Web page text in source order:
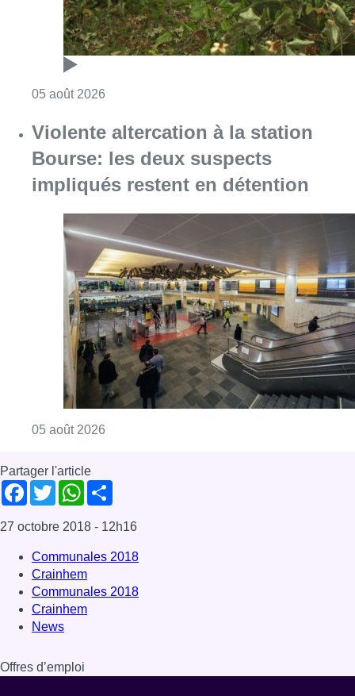
05 août 2026
Violente altercation à la station
Bourse: les deux suspects
impliqués restent en détention
05 août 2026
Partager l'article
Facebook
TwitterWhatsApp
27 octobre 2018 - 12h16
Communales 2018
Crainhem
Communales 2018
Crainhem
News
Offres d’emploi